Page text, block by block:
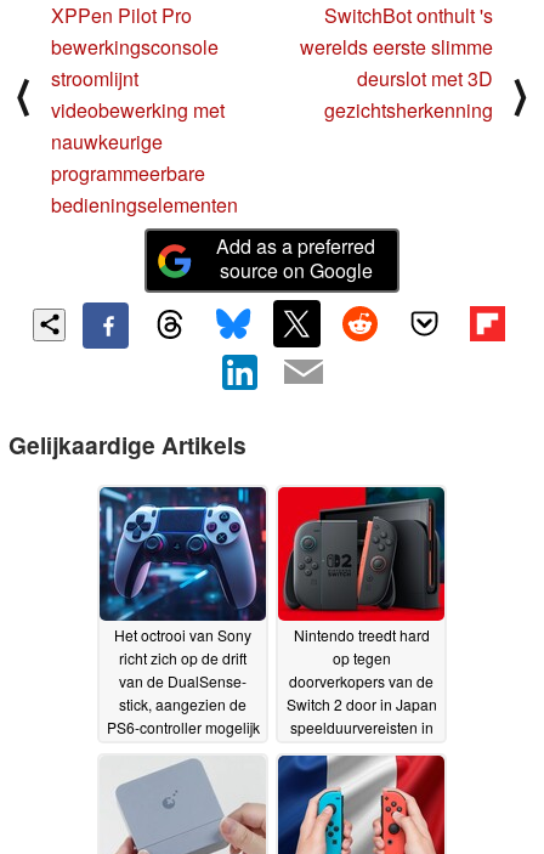
⟨
XPPen Pilot Pro
bewerkingsconsole
stroomlijnt
videobewerking met
nauwkeurige
programmeerbare
bedieningselementen
SwitchBot onthult 's
werelds eerste slimme
deurslot met 3D
gezichtsherkenning
⟩
Add as a preferred
source on Google
Gelijkaardige Artikels
Het octrooi van Sony
richt zich op de drift
van de DualSense-
stick, aangezien de
PS6-controller mogelijk
TMR-achtige
technologie
23-07-2026
Nintendo treedt hard
op tegen
doorverkopers van de
Switch 2 door in Japan
speelduurvereisten in
14-06-2026